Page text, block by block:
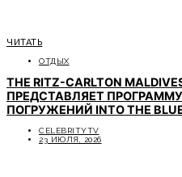
ЧИТАТЬ
ОТДЫХ
THE RITZ-CARLTON
ПРЕДСТАВЛЯЕТ
ПОГРУЖЕНИЙ INTO THE
CELEBRITYTV
23 ИЮЛЯ, 2026